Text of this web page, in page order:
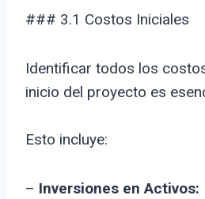
### 3.1 Costos Iniciales
Identificar todos los
inicio del proyecto es
Esto incluye:
– Inversiones en Activos: